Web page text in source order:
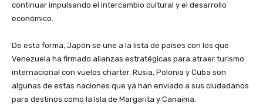
continuar impulsando el intercambio cultural y el desarrollo
económico.
‎De esta forma, Japón se une a la lista de países con los que
Venezuela ha firmado alianzas estratégicas para atraer turismo
internacional con vuelos charter. Rusia, Polonia y Cuba son
algunas de estas naciones que ya han enviado a sus ciudadanos
para destinos como la Isla de Margarita y Canaima.